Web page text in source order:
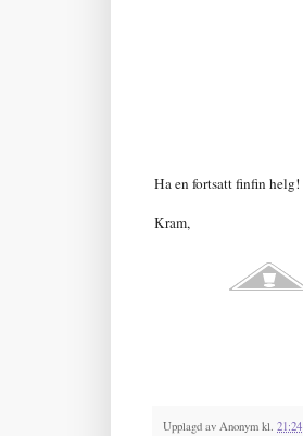
Ha en fortsatt finfin helg!
Kram,
Upplagd av Anonym kl. 21:24